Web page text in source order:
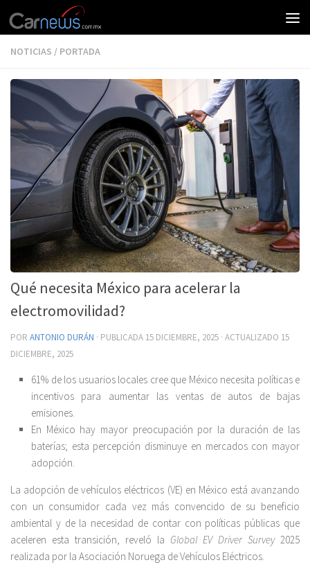
NOTICIAS / PORTADA
Qué necesita México para acelerar la
electromovilidad?
POR ANTONIO DURÁN · PUBLICADA 15 DICIEMBRE, 2025 · ACTUALIZADO 15
DICIEMBRE, 2025
61% de los usuarios locales cree que México necesita políticas e
incentivos para aumentar las ventas de autos de bajas
emisiones.
En México hay mayor preocupación por la duración de las
baterías; esta percepción disminuye en mercados con mayor
adopción.
La adopción de vehículos eléctricos (VE) en México está avanzando
con un consumidor cada vez más convencido de su beneficio
ambiental y de la necesidad de contar con políticas públicas que
aceleren esta transición, reveló la Global EV Driver Survey2025
realizada por la Asociación Noruega de Vehículos Eléctricos.